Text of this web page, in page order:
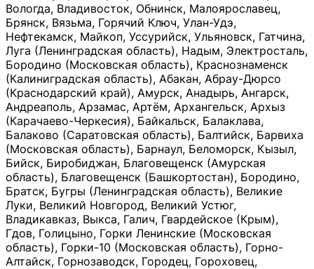
Вологда, Владивосток, Обнинск, Малоярославец,
Брянск, Вязьма, Горячий Ключ, Улан-Удэ,
Нефтекамск, Майкоп, Уссурийск, Ульяновск, Гатчина,
Луга (Ленинградская область), Надым, Электросталь,
Бородино (Московская область), Краснознаменск
(Калиниградская область), Абакан, Абрау-Дюрсо
(Краснодарский край), Амурск, Анадырь, Ангарск,
Андреаполь, Арзамас, Артём, Архангельск, Архыз
(Карачаево-Черкесия), Байкальск, Балаклава,
Балаково (Саратовская область), Балтийск, Барвиха
(Московская область), Барнаул, Беломорск, Кызыл,
Бийск, Биробиджан, Благовещенск (Амурская
область), Благовещенск (Башкортостан), Бородино,
Братск, Бугры (Ленинградская область), Великие
Луки, Великий Новгород, Великий Устюг,
Владикавказ, Выкса, Галич, Гвардейское (Крым),
Гдов, Голицыно, Горки Ленинские (Московская
область), Горки-10 (Московская область), Горно-
Алтайск, Горнозаводск, Городец, Гороховец,